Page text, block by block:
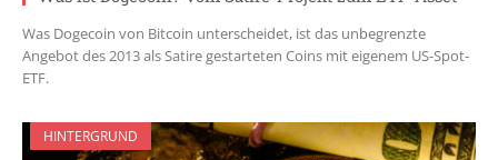
Was Dogecoin von Bitcoin unterscheidet, ist das unbegrenzte
Angebot des 2013 als Satire gestarteten Coins mit eigenem US-Spot-
ETF.
HINTERGRUND